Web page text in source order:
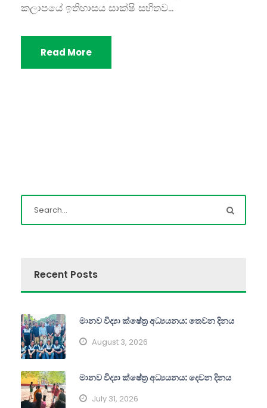
කලාපයේ ඉතිහාසය සාක්ෂි සහිතව...
Read More
Recent Posts
මානව විද්‍යා ක්ෂේත්‍ර අධ්‍යයනය: තෙවන දිනය
August 3, 2026
මානව විද්‍යා ක්ෂේත්‍ර අධ්‍යයනය: දෙවන දිනය
July 31, 2026